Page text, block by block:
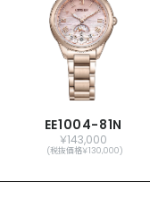
原産国
メーカー保証
EE1004-81N
￥143,000
(税抜価格￥130,000)